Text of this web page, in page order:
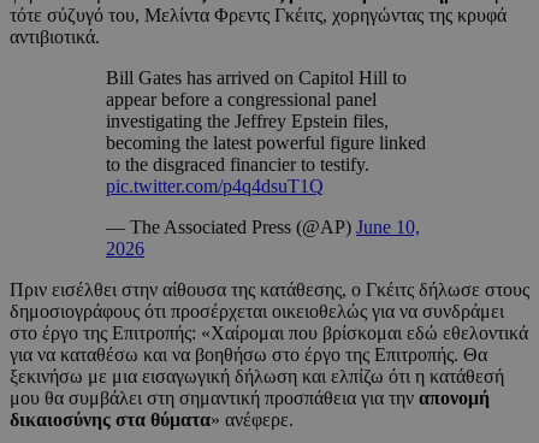
τότε σύζυγό του, Μελίντα Φρεντς Γκέιτς, χορηγώντας της κρυφά
αντιβιοτικά.
Bill Gates has arrived on Capitol Hill to
appear before a congressional panel
investigating the Jeffrey Epstein files,
becoming the latest powerful figure linked
to the disgraced financier to testify.
pic.twitter.com/p4q4dsuT1Q
— The Associated Press (@AP) June 10,
2026
Πριν εισέλθει στην αίθουσα της κατάθεσης, ο Γκέιτς δήλωσε στους
δημοσιογράφους ότι προσέρχεται οικειοθελώς για να συνδράμει
στο έργο της Επιτροπής: «Χαίρομαι που βρίσκομαι εδώ εθελοντικά
για να καταθέσω και να βοηθήσω στο έργο της Επιτροπής. Θα
ξεκινήσω με μια εισαγωγική δήλωση και ελπίζω ότι η κατάθεσή
μου θα συμβάλει στη σημαντική προσπάθεια για την απονομή
δικαιοσύνης στα θύματα» ανέφερε.